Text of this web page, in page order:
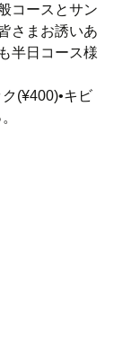
コースとサン
さまお誘いあ
半日コース様
(¥400)•キビ